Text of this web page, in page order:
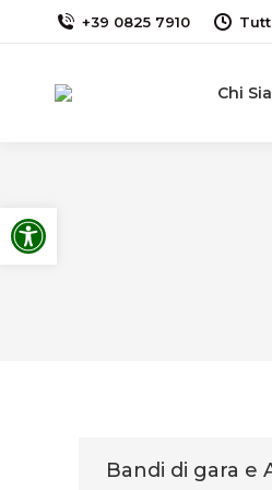
Apri la barra degli strumenti
+39 0825 7910
Chi
Bandi di gara e